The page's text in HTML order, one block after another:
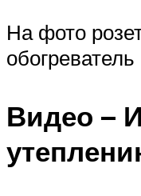
На фото
обогреватель
Видео –